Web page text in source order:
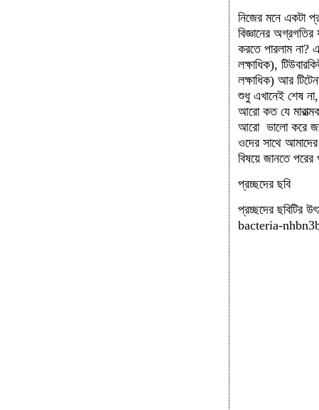
নিজের মনে একটা
বিজ্ঞানের
করতে পারলাম না?
লক্ষাধিক),
লক্ষাধিক) আর
শুধু এখানেই শেষ
আরো কত যে
আরো ভালো করে
ওদের সাথে আমাদের
বিষয়ে জানতে
প্রচ্ছদের ছবি
প্রচ্ছদের ছবিটির
bacteria-